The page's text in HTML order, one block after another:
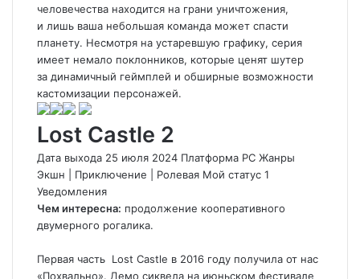
человечества находится на грани уничтожения,
и лишь ваша небольшая команда может спасти
планету. Несмотря на устаревшую графику, серия
имеет немало поклонников, которые ценят шутер
за динамичный геймплей и обширные возможности
кастомизации персонажей.
Lost Castle 2
Дата выхода 25 июля 2024 Платформа PC Жанры
Экшн
Приключение Ролевая Мой статус 1
Уведомления
Чем интересна: продолжение кооперативного
двумерного рогалика.
Первая часть Lost Castle в 2016 году получила от нас
«Похвально». Демо сиквела на июньском фестивале